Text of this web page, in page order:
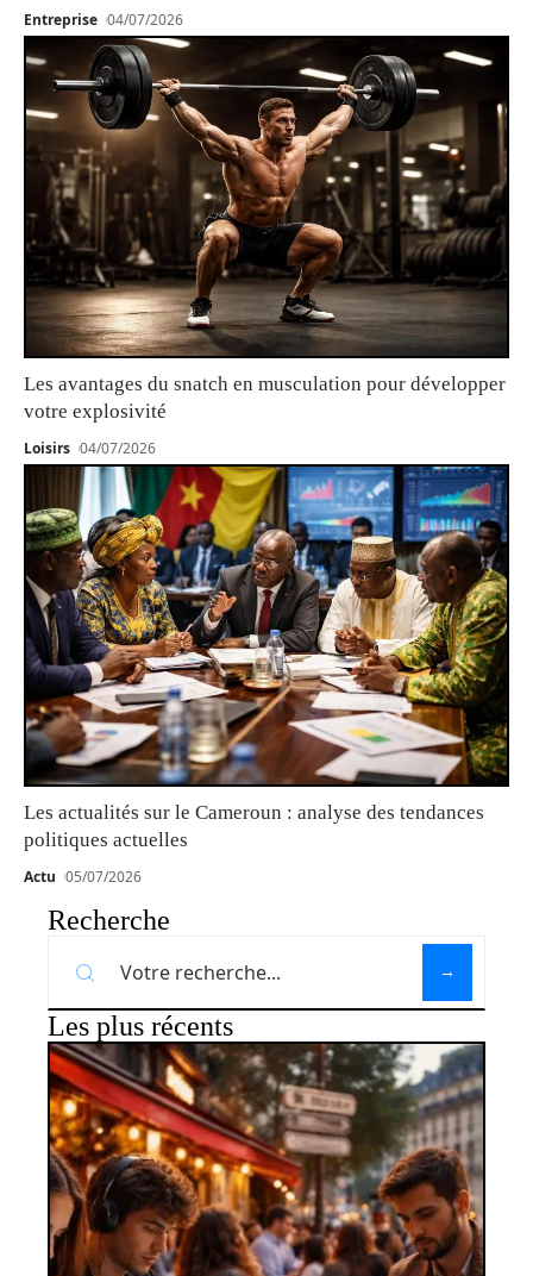
Entreprise 04/07/2026
Les avantages du snatch en musculation pour développer
votre explosivité
Loisirs 04/07/2026
Les actualités sur le Cameroun : analyse des tendances
politiques actuelles
Actu 05/07/2026
Recherche
Les plus récents